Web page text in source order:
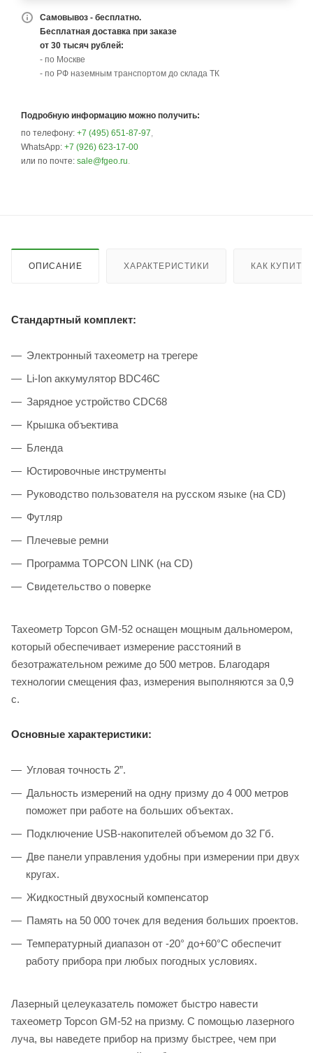
Самовывоз - бесплатно.
Бесплатная доставка при заказе
от 30 тысяч рублей:
- по Москве
- по РФ наземным транспортом до склада ТК
Подробную информацию можно получить:
по телефону: +7 (495) 651-87-97,
WhatsApp: +7 (926) 623-17-00
или по почте: sale@fgeo.ru.
ОПИСАНИЕ ХАРАКТЕРИСТИКИ КАК КУПИТЬ
Стандартный комплект:
Электронный тахеометр на трегере
Li-Ion аккумулятор BDC46C
Зарядное устройство CDC68
Крышка объектива
Бленда
Юстировочные инструменты
Руководство пользователя на русском языке (на CD)
Футляр
Плечевые ремни
Программа TOPCON LINK (на CD)
Свидетельство о поверке
Тахеометр Topcon GM-52 оснащен мощным дальномером,
который обеспечивает измерение расстояний в
безотражательном режиме до 500 метров. Благодаря
технологии смещения фаз, измерения выполняются за 0,9
с.
Основные характеристики:
Угловая точность 2”.
Дальность измерений на одну призму до 4 000 метров
поможет при работе на больших объектах.
Подключение USB-накопителей объемом до 32 Гб.
Две панели управления удобны при измерении при двух
кругах.
Жидкостный двухосный компенсатор
Память на 50 000 точек для ведения больших проектов.
Температурный диапазон от -20° до+60°С обеспечит
работу прибора при любых погодных условиях.
Лазерный целеуказатель поможет быстро навести
тахеометр Topcon GM-52 на призму. С помощью лазерного
луча, вы наведете прибор на призму быстрее, чем при